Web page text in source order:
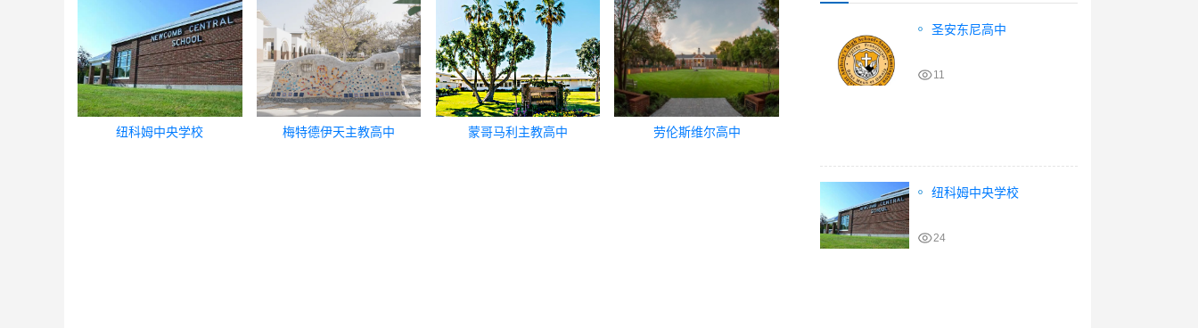
纽科姆中央学校 梅特德伊天主教高中 蒙哥马利主教高中 劳伦斯维尔高中
圣安东尼高中
11
纽科姆中央学校
24